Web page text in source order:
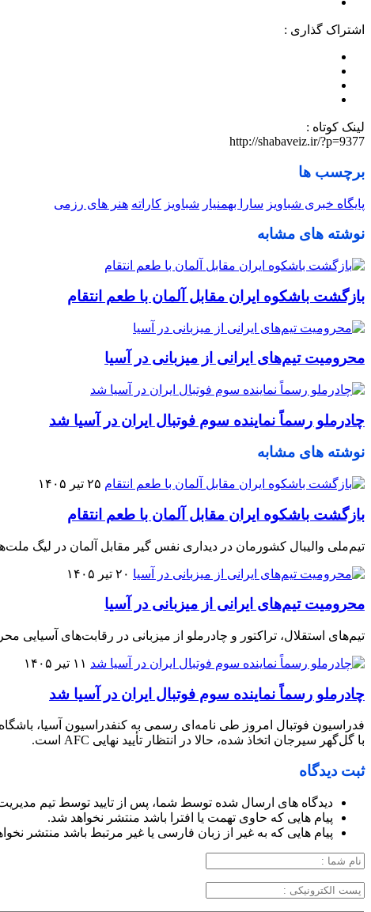
اشتراک گذاری :
لینک کوتاه :
http://shabaveiz.ir/?p=9377
برچسب ها
پایگاه خبری شباویز سارا بهمنیار شباویز کاراته هنر های رزمی
نوشته های مشابه
بازگشت باشکوه ایران مقابل آلمان با طعم انتقام
محرومیت تیم‌های ایرانی از میزبانی در آسیا
چادرملو رسماً نماینده سوم فوتبال ایران در آسیا شد
نوشته های مشابه
۲۵ تیر ۱۴۰۵
بازگشت باشکوه ایران مقابل آلمان با طعم انتقام
تیم‌ملی والیبال کشورمان در دیداری نفس گیر مقابل آلمان در لیگ
۲۰ تیر ۱۴۰۵
محرومیت تیم‌های ایرانی از میزبانی در آسیا
تیم‌های استقلال، تراکتور و چادرملو از میزبانی در رقابت‌های آسیایی
۱۱ تیر ۱۴۰۵
چادرملو رسماً نماینده سوم فوتبال ایران در آسیا شد
فدراسیون فوتبال امروز طی نامه‌ای رسمی به کنفدراسیون آسیا،
با گل‌گهر سیرجان اتخاذ شده، حالا در انتظار تأیید نهایی AFC است.
ثبت دیدگاه
دیدگاه های ارسال شده توسط شما، پس از تایید توسط تیم
پیام هایی که حاوی تهمت یا افترا باشد منتشر نخواهد شد.
پیام هایی که به غیر از زبان فارسی یا غیر مرتبط باشد منتشر